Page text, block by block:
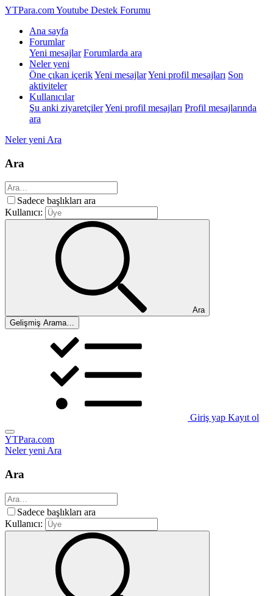
YTPara.comYoutube Destek Forumu
Ana sayfa
Forumlar
Yeni mesajlar Forumlarda ara
Neler yeni
Öne çıkan içerikYeni mesajlarYeni profil mesajları Son
aktiviteler
Kullanıcılar
Şu anki ziyaretçilerYeni profil mesajları Profil mesajlarında
ara
Neler yeni Ara
Ara
Sadece başlıkları ara
Kullanıcı:
Ara
Gelişmiş Arama…
Giriş yap Kayıt ol
YTPara.com
Neler yeniAra
Ara
Sadece başlıkları ara
Kullanıcı: